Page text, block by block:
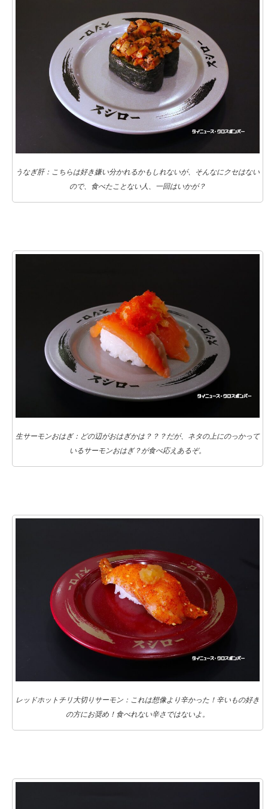
うなぎ肝：こちらは好き嫌い分かれるかもしれないが、そんなにクセはない
ので、食べたことない人、一回はいかが？
生サーモンおはぎ：どの辺がおはぎかは？？？だが、ネタの上にのっかって
いるサーモンおはぎ？が食べ応えあるぞ。
レッドホットチリ大切りサーモン：これは想像より辛かった！辛いもの好き
の方にお奨め！食べれない辛さではないよ。